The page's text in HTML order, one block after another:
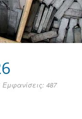
Εμφανίσεις: 487